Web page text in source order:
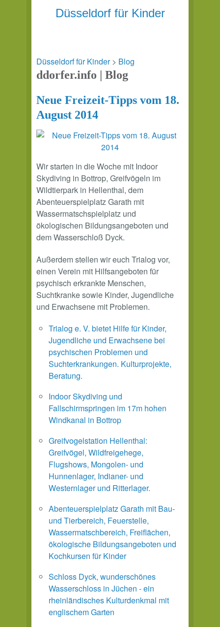
Düsseldorf für Kinder
Düsseldorf für Kinder> Blog
ddorfer.info | Blog
Neue Freizeit-Tipps vom 18.
August 2014
Wir starten in die Woche mit Indoor
Skydiving in Bottrop, Greifvögeln im
Wildtierpark in Hellenthal, dem
Abenteuerspielplatz Garath mit
Wassermatschspielplatz und
ökologischen Bildungsangeboten und
dem Wasserschloß Dyck.
Außerdem stellen wir euch Trialog vor,
einen Verein mit Hilfsangeboten für
psychisch erkrankte Menschen,
Suchtkranke sowie Kinder, Jugendliche
und Erwachsene mit Problemen.
Trialog e. V. bietet Hilfe für Kinder,
Jugendliche und Erwachsene bei
psychischen Problemen und
Suchterkrankungen. Kulturprojekte,
Beratung.
Indoor Skydiving und
Fallschirmspringen im 17m hohen
Windkanal in Bottrop
Greifvogelstation Hellenthal:
Greifvögel, Wildfreigehege,
Flugshows, Mongolen- und
Hunnenlager, Indianer- und
Westernlager und Ritterlager.
Abenteuerspielplatz Garath mit Bau-
und Tierbereich, Feuerstelle,
Wassermatschbereich, Freiflächen,
ökologische Bildungsangeboten und
Kochkursen für Kinder
Schloss Dyck, wunderschönes
Wasserschloss in Jüchen - ein
rheinländisches Kulturdenkmal mit
englischem Garten